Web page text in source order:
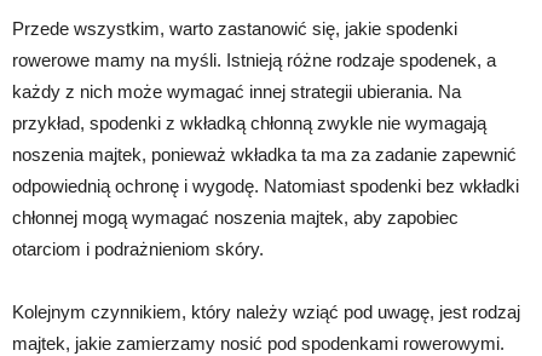
Przede wszystkim, warto zastanowić się, jakie spodenki
rowerowe mamy na myśli. Istnieją różne rodzaje spodenek, a
każdy z nich może wymagać innej strategii ubierania. Na
przykład, spodenki z wkładką chłonną zwykle nie wymagają
noszenia majtek, ponieważ wkładka ta ma za zadanie zapewnić
odpowiednią ochronę i wygodę. Natomiast spodenki bez wkładki
chłonnej mogą wymagać noszenia majtek, aby zapobiec
otarciom i podrażnieniom skóry.
Kolejnym czynnikiem, który należy wziąć pod uwagę, jest rodzaj
majtek, jakie zamierzamy nosić pod spodenkami rowerowymi.